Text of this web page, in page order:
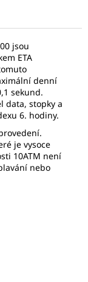
jsou
ETA
denní
sekund.
data, stopky a
6. hodiny.
je vysoce
10ATM není
nebo